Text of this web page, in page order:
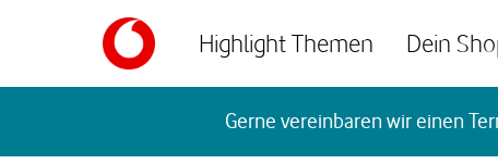
Highlight Themen Dein
Gerne vereinbaren wir einen